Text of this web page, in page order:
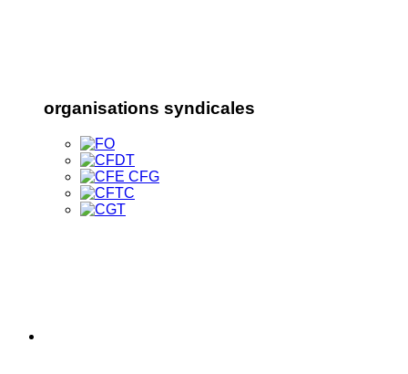
organisations syndicales